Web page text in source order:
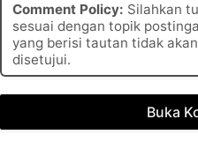
Comment Policy: Silahkan
sesuai dengan topik
yang berisi tautan tidak
disetujui.
Buka